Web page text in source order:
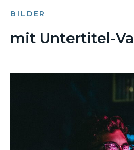
BILDER
mit Untertitel-